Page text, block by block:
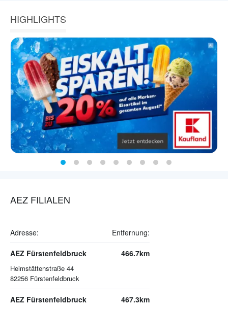
HIGHLIGHTS
AEZ FILIALEN
Adresse: Entfernung:
AEZ Fürstenfeldbruck
Heimstättenstraße 44
82256 Fürstenfeldbruck
466.7km
AEZ Fürstenfeldbruck 467.3km